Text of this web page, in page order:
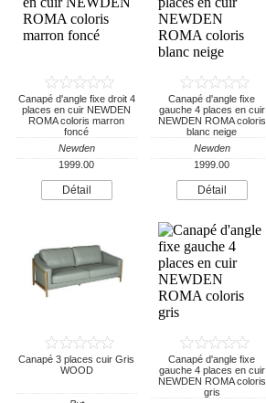
Canapé d'angle fixe droit 4
places en cuir NEWDEN
ROMA coloris marron
foncé
Newden
1999.00
Détail
Canapé d'angle fixe
gauche 4 places en cuir
NEWDEN ROMA coloris
blanc neige
Newden
1999.00
Détail
Canapé 3 places cuir Gris
WOOD
Canapé d'angle fixe
gauche 4 places en cuir
NEWDEN ROMA coloris
gris